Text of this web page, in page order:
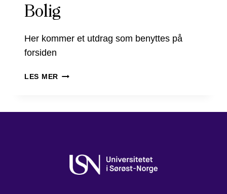
Bolig
Her kommer et utdrag som benyttes på
forsiden
LES MER BOLIG